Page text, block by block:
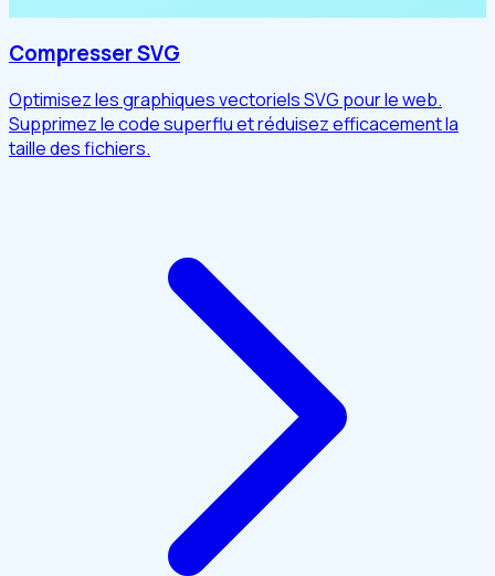
Compresser SVG
Optimisez les graphiques vectoriels SVG pour le web.
Supprimez le code superflu et réduisez efficacement la
taille des fichiers.